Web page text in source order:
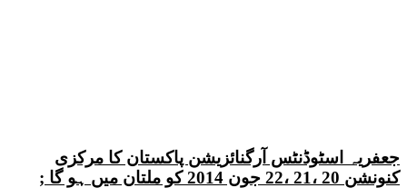
جعفریہ اسٹوڈنٹس آرگنائزیشن پاکستان کا مرکزی
کنونشن 20 ،21 ،22 جون 2014 کو ملتان میں ہو گا ;